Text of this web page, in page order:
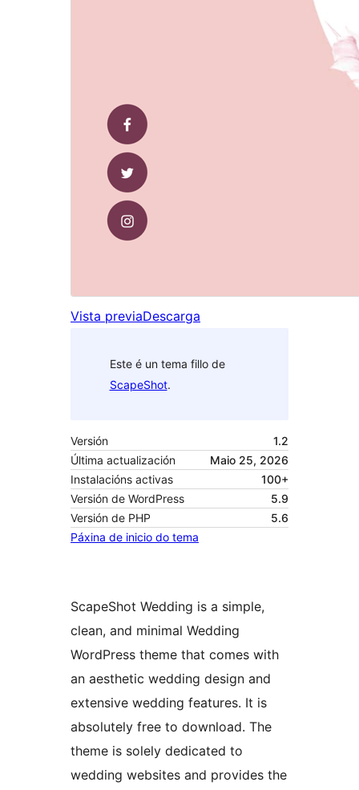
Vista previaDescarga
Este é un tema fillo de
ScapeShot.
Versión
1.2
Última actualización
Maio 25, 2026
Instalacións activas
100+
Versión de WordPress
5.9
Versión de PHP
5.6
Páxina de inicio do tema
ScapeShot Wedding is a simple,
clean, and minimal Wedding
WordPress theme that comes with
an aesthetic wedding design and
extensive wedding features. It is
absolutely free to download. The
theme is solely dedicated to
wedding websites and provides the